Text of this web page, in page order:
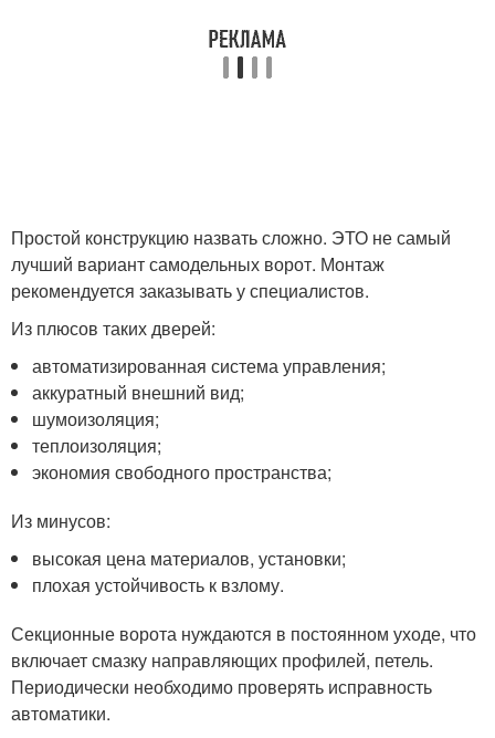
Простой конструкцию назвать сложно. ЭТО не самый
лучший вариант самодельных ворот. Монтаж
рекомендуется заказывать у специалистов.
Из плюсов таких дверей:
автоматизированная система управления;
аккуратный внешний вид;
шумоизоляция;
теплоизоляция;
экономия свободного пространства;
Из минусов:
высокая цена материалов, установки;
плохая устойчивость к взлому.
Секционные ворота нуждаются в постоянном уходе, что
включает смазку направляющих профилей, петель.
Периодически необходимо проверять исправность
автоматики.